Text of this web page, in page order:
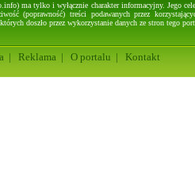
ma tylko i wyłącznie charakter informacyjny. Jego
(poprawność) treści podawanych przez
doszło przez wykorzystanie danych ze stron tego
| Reklama | O portalu | Kontakt